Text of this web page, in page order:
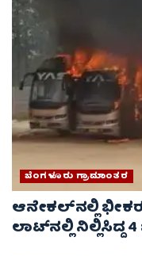
ಬೆಂಗಳೂರು ಗ್ರಾಮಾಂತರ
ಆನೇಕಲ್‌ನಲ್ಲಿ
ಲಾಟ್‌ನಲ್ಲಿ ನಿಲ್ಲಿಸಿದ್ದ